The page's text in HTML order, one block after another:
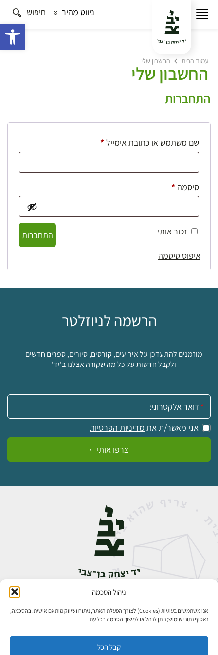
ניהול הסכמה
אנו משתמשים בעוגיות (Cookies) לצורך הפעלת האתר, ניתוח ושיווק מותאם אישית. בהסכמה,
נאסוף נתוני שימוש; ניתן לנהל או למשוך הסכמה בכל עת.
קבל הכל
ניווט מהיר חיפוש
עמוד הבית החשבון שלי
החשבון שלי
התחברות
שם משתמש או כתובת אימייל*חובה
סיסמה *חובה
זכור אותי
התחברות
איפוס סיסמה
הרשמה לניוזלטר
מוזמנים להתעדכן על אירועים, קורסים, סיורים, ספרים חדשים
ולקבל חדשות על כל מה שקורה אצלנו ב'יד'
אימייל:
אני מאשר/ת את מדיניות הפרטיות
צרפו אותי
אבן גבירול 14, רחביה, ירושלים